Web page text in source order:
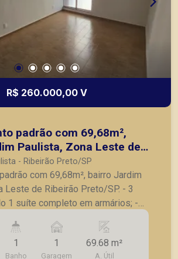
R$ 260.000,00 V
padrão com 69,68m²,
Paulista, Zona Leste de
SP.
- Ribeirão Preto/SP
com 69,68m², bairro Jardim
de Ribeirão Preto/SP. - 3
1 suíte completo em armários; -
- Sala para 2 ambientes; -
- Lavanderia; - 1 vaga de
1
Banho
1
Garagem
69.68 m²
A. Útil